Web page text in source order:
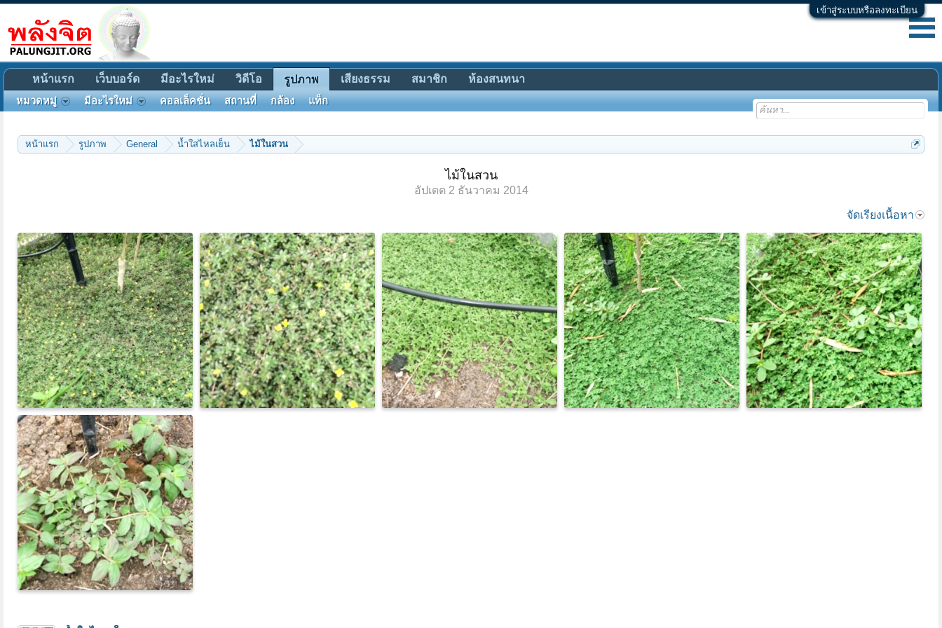
เข้าสู่ระบบหรือลงทะเบียน
หน้าแรก รูปภาพ General น้ำใสไหลเย็น ไม้ในสวน
ไม้ในสวน
อัปเดต 2 ธันวาคม 2014
จัดเรียงเนื้อหา
หน้าแรก เว็บบอร์ด มีอะไรใหม่ วิดีโอ รูปภาพ
หมวดหมู่ มีอะไรใหม่ คอลเล็คชั่น สถานที่ กล้อง แท็ก
เสียงธรรม สมาชิก ห้องสนทนา